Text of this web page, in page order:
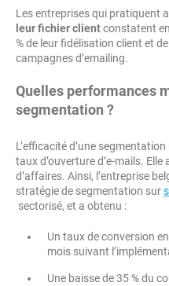
Les entreprises qui pratiquent
leur fichier clientconstatent
% de leur fidélisation client et
campagnes d’emailing.
Quelles performances
segmentation ?
L’efficacité d’une
taux d’ouverture d’e-mails.
d’affaires. Ainsi, l’entreprise
stratégie de segmentation sur
sectorisé, et a obtenu :
Un taux de conversion
mois suivant
Une baisse de 35 % du